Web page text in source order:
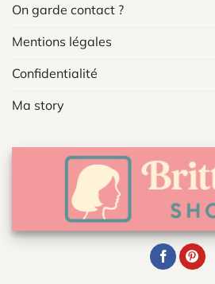
On garde contact ?
Mentions légales
Confidentialité
Ma story